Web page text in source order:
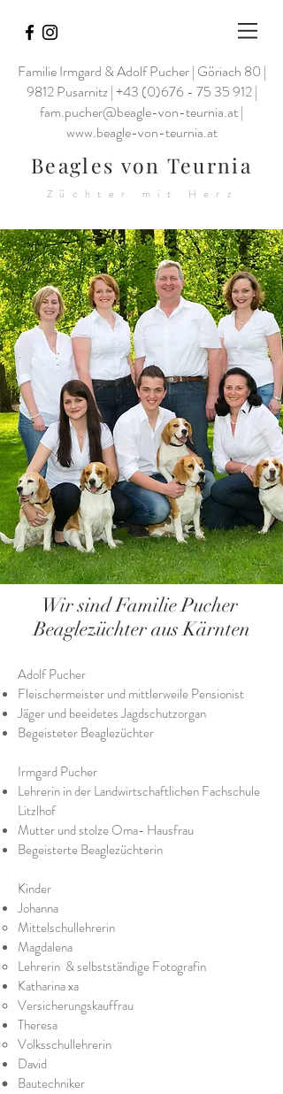
Familie Irmgard & Adolf Pucher | Göriach 80 |
9812 Pusarnitz |+43 (0)676 - 75 35 912|
fam.pucher@beagle-von-teurnia.at|
www.beagle-von-teurnia.at
Beagles von Teurnia
Züchter mit Herz
Wir sind Familie Pucher
Beaglezüchter aus Kärnten
Adolf Pucher
Fleischermeister und mittlerweile Pensionist
Jäger und beeidetes Jagdschutzorgan
Begeisteter Beaglezüchter
Irmgard Pucher
Lehrerin in der Landwirtschaftlichen Fachschule
Litzlhof
Mutter und stolze Oma- Hausfrau
Begeisterte Beaglezüchterin
Kinder
Johanna
Mittelschullehrerin
Magdalena
Lehrerin & selbstständige Fotografin
Katharina xa
Versicherungskauffrau
Theresa
Volksschullehrerin
David
Bautechniker